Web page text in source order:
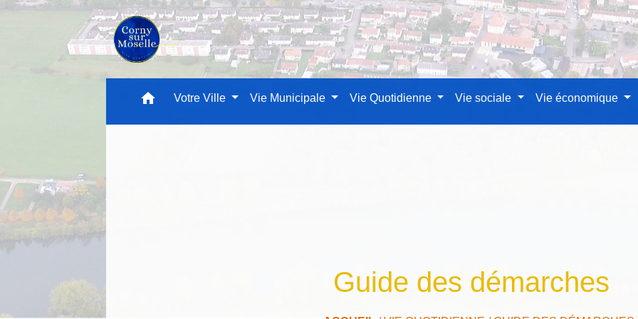
home Votre Ville Vie Municipale Vie Quotidienne Vie sociale Vie économique
Guide des démarches